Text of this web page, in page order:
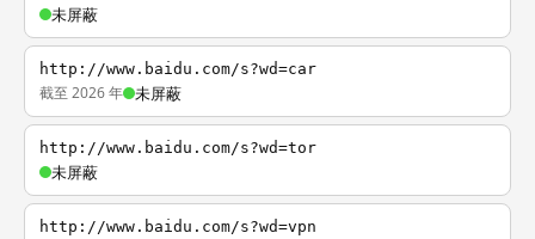
未屏蔽
http://www.baidu.com/s?wd=car
截至 2026 年 未屏蔽
http://www.baidu.com/s?wd=tor
未屏蔽
http://www.baidu.com/s?wd=vpn